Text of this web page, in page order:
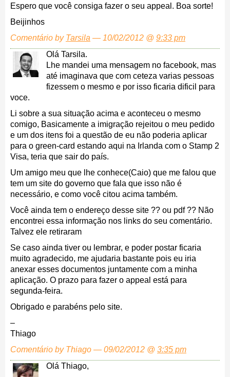
Espero que você consiga fazer o seu appeal. Boa sorte!
Beijinhos
Comentário by Tarsila — 10/02/2012 @ 9:33 pm
Olá Tarsila.
Lhe mandei uma mensagem no facebook, mas
até imaginava que com ceteza varias pessoas
fizessem o mesmo e por isso ficaria dificil para
voce.
Li sobre a sua situação acima e aconteceu o mesmo
comigo, Basicamente a imigração rejeitou o meu pedido
e um dos itens foi a questão de eu não poderia aplicar
para o green-card estando aqui na Irlanda com o Stamp 2
Visa, teria que sair do país.
Um amigo meu que lhe conhece(Caio) que me falou que
tem um site do governo que fala que isso não é
necessário, e como você citou acima também.
Você ainda tem o endereço desse site ?? ou pdf ?? Não
encontrei essa informação nos links do seu comentário.
Talvez ele retiraram
Se caso ainda tiver ou lembrar, e poder postar ficaria
muito agradecido, me ajudaria bastante pois eu iria
anexar esses documentos juntamente com a minha
aplicação. O prazo para fazer o appeal está para
segunda-feira.
Obrigado e parabéns pelo site.
–
Thiago
Comentário by Thiago — 09/02/2012 @ 3:35 pm
Olá Thiago,